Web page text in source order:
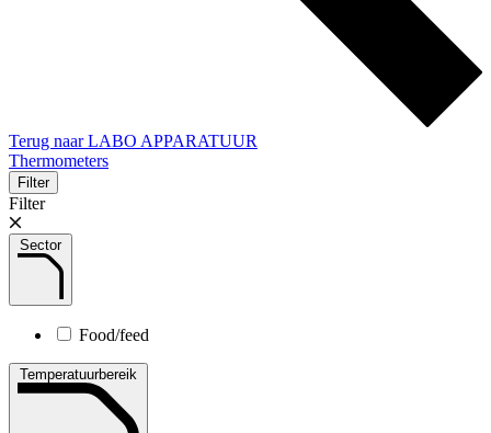
Terug naar LABO APPARATUUR
Thermometers
Filter
Filter
Sector
Food/feed
Temperatuurbereik